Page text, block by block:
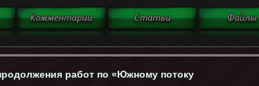
работ по «Южному потоку